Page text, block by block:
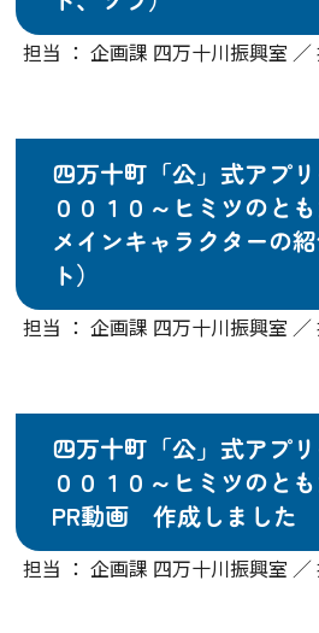
担当 ： 企画課 四万十川振興室
四万十町「公」式アプ
００１０～ヒミツのと
メインキャラクターの
ト）
担当 ： 企画課 四万十川振興室
四万十町「公」式アプ
００１０～ヒミツの
PR動画 作成しました
担当 ： 企画課 四万十川振興室